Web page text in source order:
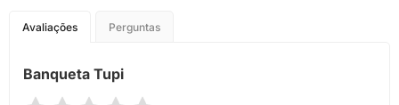
Avaliações Perguntas
Banqueta Tupi